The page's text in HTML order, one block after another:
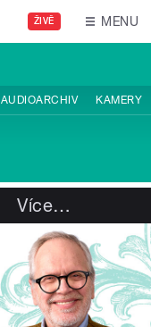
ŽIVĚ MENU
AUDIOARCHIV KAMERY
Více…